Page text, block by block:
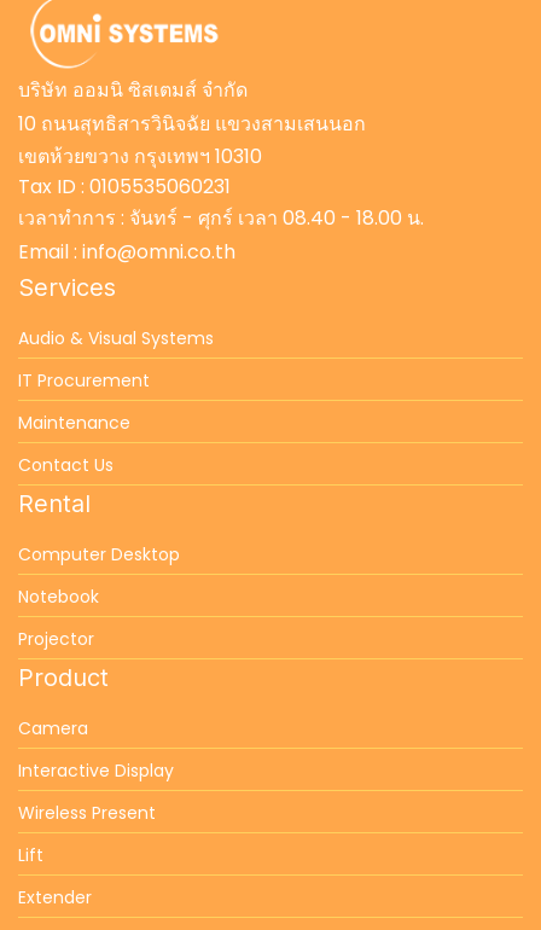
บริษัท ออมนิ ซิสเตมส์ จำกัด
10 ถนนสุทธิสารวินิจฉัย แขวงสามเสนนอก
เขตห้วยขวาง กรุงเทพฯ 10310
Tax ID : 0105535060231
เวลาทำการ : จันทร์ - ศุกร์ เวลา 08.40 - 18.00 น.
Email : info@omni.co.th
Services
Audio & Visual Systems
IT Procurement
Maintenance
Contact Us
Rental
Computer Desktop
Notebook
Projector
Product
Camera
Interactive Display
Wireless Present
Lift
Extender